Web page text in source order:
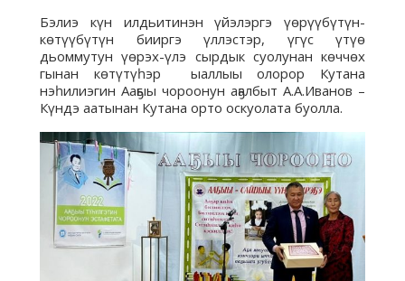
Бэлиэ күн илдьитинэн үйэлэргэ үөрүүбүтүн-
көтүүбүтүн бииргэ үллэстэр, үгүс үтүө
дьоммутун үөрэх-үлэ сырдык суолунан көччөх
гынан көтүтүһэр ыаллыы олорор Кутана
нэһилиэгин Ааҕыы чороонун аҕалбыт А.А.Иванов –
Күндэ аатынан Кутана орто оскуолата буолла.